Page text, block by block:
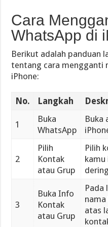
Cara
WhatsApp di
Berikut adalah panduan
tentang cara mengganti
iPhone:
No. Langkah
1
Buka
WhatsApp
Buka
2
Pilih
Kontak
atau Grup
Pilih
3
Buka Info
Kontak
atau Grup
Pada
atas